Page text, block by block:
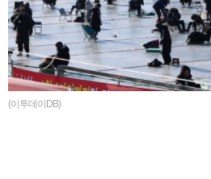
(이투데이DB)